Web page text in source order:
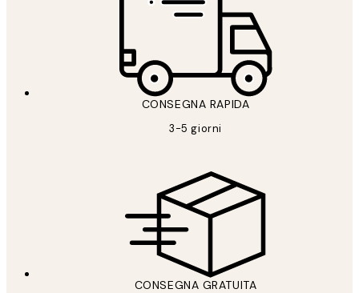
CONSEGNA RAPIDA
3-5 giorni
CONSEGNA GRATUITA